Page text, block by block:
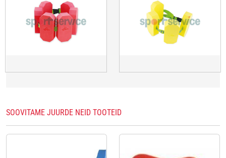
SOOVITAME JUURDE NEID TOOTEID